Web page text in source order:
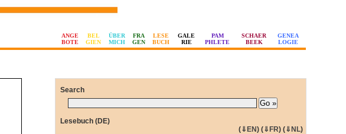
ANGE
BOTE
BEL
GIEN
ÜBER
MICH
FRA
GEN
LESE
BUCH
GALE
RIE
PAM
PHLETE
SCHAER
BEEK
GENEA
LOGIE
Search
Lesebuch (DE)
(⇓EN) (⇓FR) (⇓NL)